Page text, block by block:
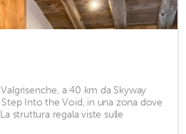
a 40 km da Skyway
Into the Void, in una zona dove
struttura regala viste sulle